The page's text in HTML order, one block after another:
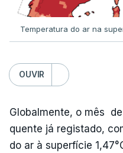
Temperatura do ar na
OUVIR
Globalmente, o mês
quente já registado,
do ar à superfície